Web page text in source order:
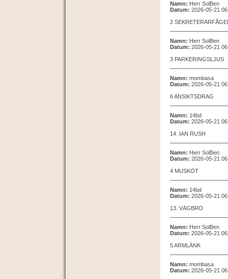
Namn: Herr SolBen
Datum: 2026-05-21
2
Namn: Herr SolBen
Datum: 2026-05-21
3 PARKERINGSLJUS
Namn: mombasa
Datum: 2026-05-21
6 ANSIKTSDRAG
Namn: 14bd
Datum: 2026-05-21
14. IAN RUSH
Namn: Herr SolBen
Datum: 2026-05-21
4 MUSKÖT
Namn: 14bd
Datum: 2026-05-21
13. VÄGBRO
Namn: Herr SolBen
Datum: 2026-05-21
5 ARMLÄNK
Namn: mombasa
Datum: 2026-05-21